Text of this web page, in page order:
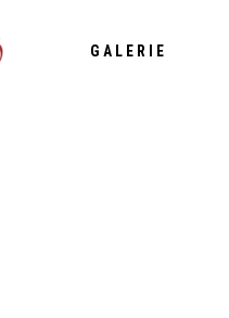
GALERIE